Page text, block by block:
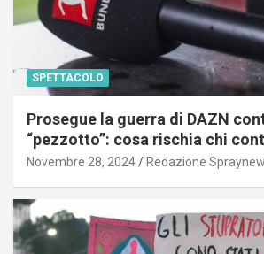
SPETTACOLO
Prosegue la guerra di DAZN
“pezzotto”: cosa rischia chi
Novembre 28, 2024 Redazione